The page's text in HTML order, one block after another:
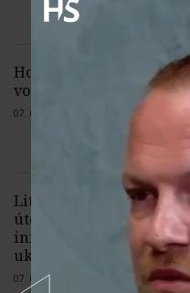
Holandsko podporí
vodíka
07. 08. 2026 |
Litva varuje pred
útokom Moskvy na
infraštruktúru v Pobaltí
ukrajinského dronu
07. 08. 2026 |